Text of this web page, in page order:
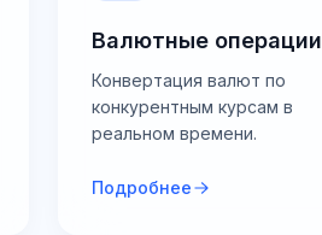
Валютные операции
Конвертация валют по
конкурентным курсам в
реальном времени.
Подробнее